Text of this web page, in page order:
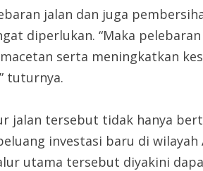
jalan dan juga
diperlukan. “Maka
serta meningkatkan
tuturnya.
jalan tersebut tidak hanya
investasi baru di wilayah
utama tersebut diyakini